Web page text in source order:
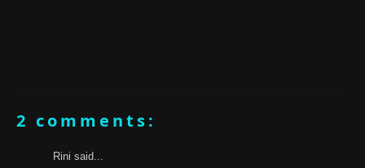
2 comments:
Rini said...